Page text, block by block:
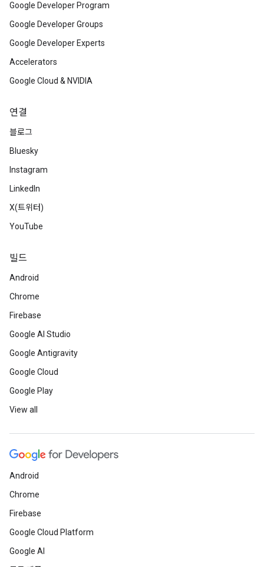
Google Developer Program
Google Developer Groups
Google Developer Experts
Accelerators
Google Cloud & NVIDIA
연결
블로그
Bluesky
Instagram
LinkedIn
X(트위터)
YouTube
빌드
Android
Chrome
Firebase
Google AI Studio
Google Antigravity
Google Cloud
Google Play
View all
Android
Chrome
Firebase
Google Cloud Platform
Google AI